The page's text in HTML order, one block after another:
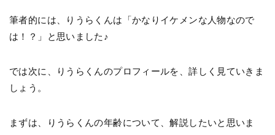
筆者的には、りうらくんは「かなりイケメンな人物なので
は！？」と思いました♪
では次に、りうらくんのプロフィールを、詳しく見ていきま
しょう。
まずは、りうらくんの年齢について、解説したいと思いま